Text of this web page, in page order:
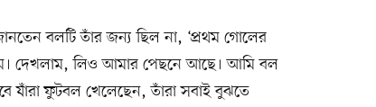
বলটি তাঁর জন্য ছিল না, ‘প্রথম গোলের
দেখলাম, লিও আমার পেছনে আছে। আমি বল
যাঁরা ফুটবল খেলেছেন, তাঁরা সবাই বুঝতে